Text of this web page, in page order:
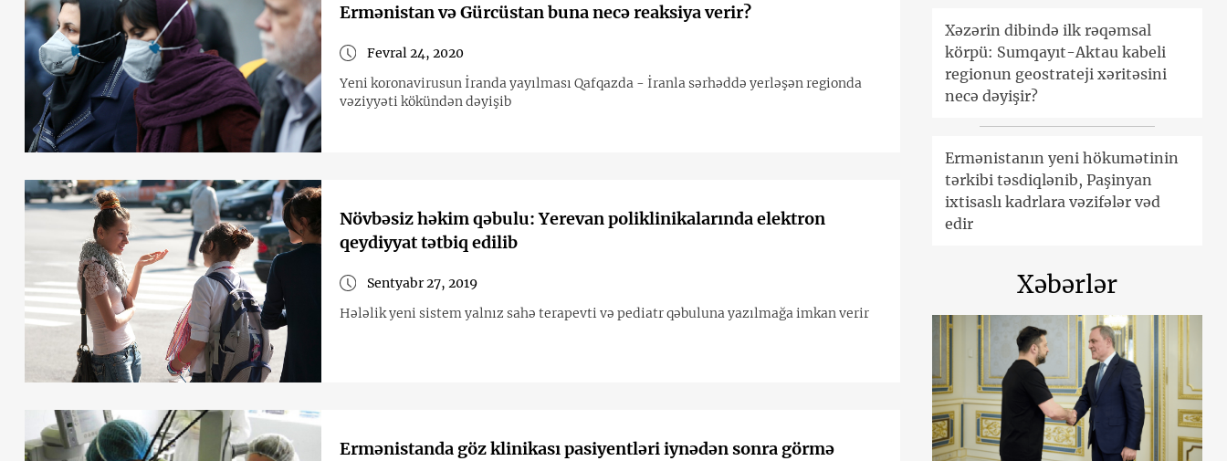
Ermənistan və Gürcüstan buna necə reaksiya verir?
Fevral 24, 2020
Yeni koronavirusun İranda yayılması Qafqazda - İranla sərhəddə yerləşən regionda
vəziyyəti kökündən dəyişib
Növbəsiz həkim qəbulu: Yerevan poliklinikalarında elektron
qeydiyyat tətbiq edilib
Sentyabr 27, 2019
Hələlik yeni sistem yalnız sahə terapevti və pediatr qəbuluna yazılmağa imkan verir
Ermənistanda göz klinikası pasiyentləri iynədən sonra görmə
Xəzərin dibində ilk rəqəmsal
körpü: Sumqayıt-Aktau kabeli
regionun geostrateji xəritəsini
necə dəyişir?
Ermənistanın yeni hökumətinin
tərkibi təsdiqlənib, Paşinyan
ixtisaslı kadrlara vəzifələr vəd
edir
Xəbərlər